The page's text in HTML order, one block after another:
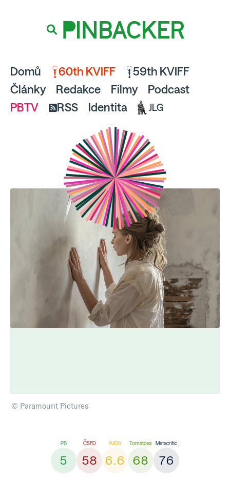
a pusťte se do čtení.
PINBACKER
Domů 60th KVIFF
59th KVIFF
Články
Redakce Filmy
Podcast
PBTV
RSS Identita JLG
© Paramount Pictures
5 58 6.6 68 76